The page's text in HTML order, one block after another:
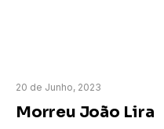
20 de Junho, 2023
Morreu João Lira